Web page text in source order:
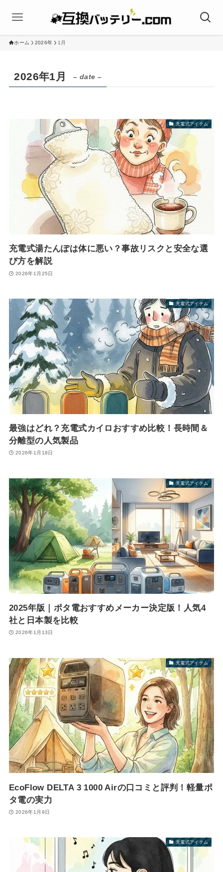
ホーム 2026年 1月
2026年1月 – date –
充電式アイテム
充電式湯たんぽは体に悪い？事故リスクと安全な選
び方を解説
2026年1月25日
充電式アイテム
最強はどれ？充電式カイロおすすめ比較！長時間＆
分離型の人気製品
2026年1月18日
充電式アイテム
2025年版｜ポタ電おすすめメーカー決定版！人気4
社と日本製を比較
2026年1月13日
充電式アイテム
EcoFlow DELTA 3 1000 Airの口コミと評判！軽量ポ
タ電の実力
2026年1月9日
充電式アイテム